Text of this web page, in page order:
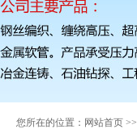
您所在的位置： 网站首页 >>